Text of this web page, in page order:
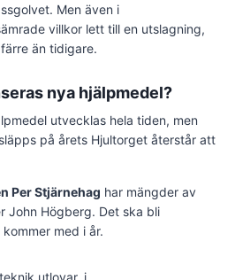
Men även i
villkor lett till en utslagning,
än tidigare.
nya hjälpmedel?
utvecklas hela tiden, men
på årets Hjultorget återstår att
Per Stjärnehag har mängder av
John Högberg. Det ska bli
med i år.
utlovar, i